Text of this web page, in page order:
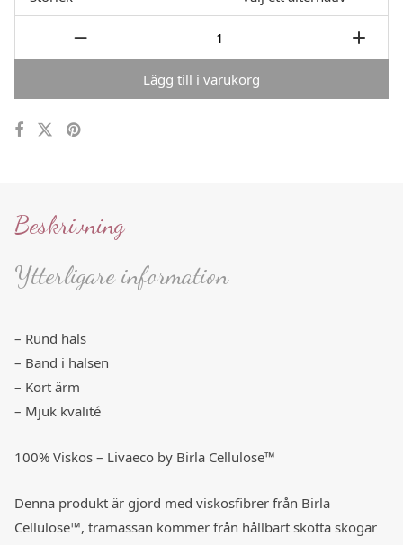
Lägg till i varukorg
Beskrivning
Ytterligare information
– Rund hals
– Band i halsen
– Kort ärm
– Mjuk kvalité
100% Viskos – Livaeco by Birla Cellulose™
Denna produkt är gjord med viskosfibrer från Birla
Cellulose™, trämassan kommer från hållbart skötta skogar